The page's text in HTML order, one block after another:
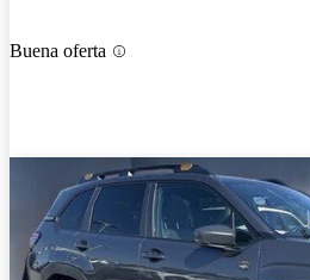
Buena oferta